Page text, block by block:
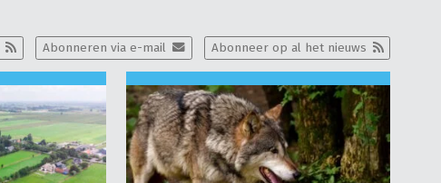
Abonneer op al het nieuws
Abonneren via e-mail